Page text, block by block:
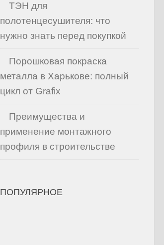
ТЭН для
полотенцесушителя: что
нужно знать перед покупкой
Порошковая покраска
металла в Харькове: полный
цикл от Grafix
Преимущества и
применение монтажного
профиля в строительстве
ПОПУЛЯРНОЕ